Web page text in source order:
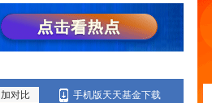
加对比 手机版天天基金下载